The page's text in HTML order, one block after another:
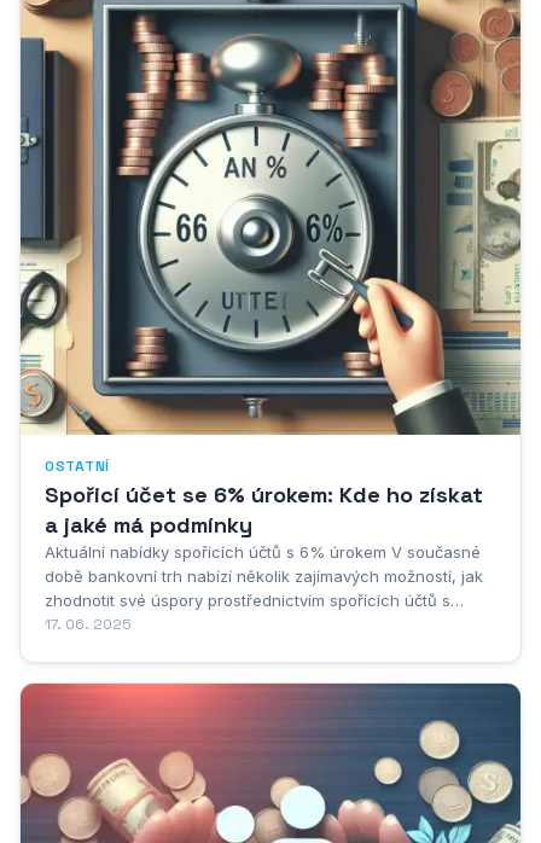
OSTATNÍ
Spořicí účet se 6% úrokem: Kde ho získat
a jaké má podmínky
Aktuální nabídky spořících účtů s 6% úrokem V současné
době bankovní trh nabízí několik zajímavých možností, jak
zhodnotit své úspory prostřednictvím spořících účtů s
atraktivní úrokovou sazbou 6 % p.a. Mezi nejvýznamnější
17. 06. 2025